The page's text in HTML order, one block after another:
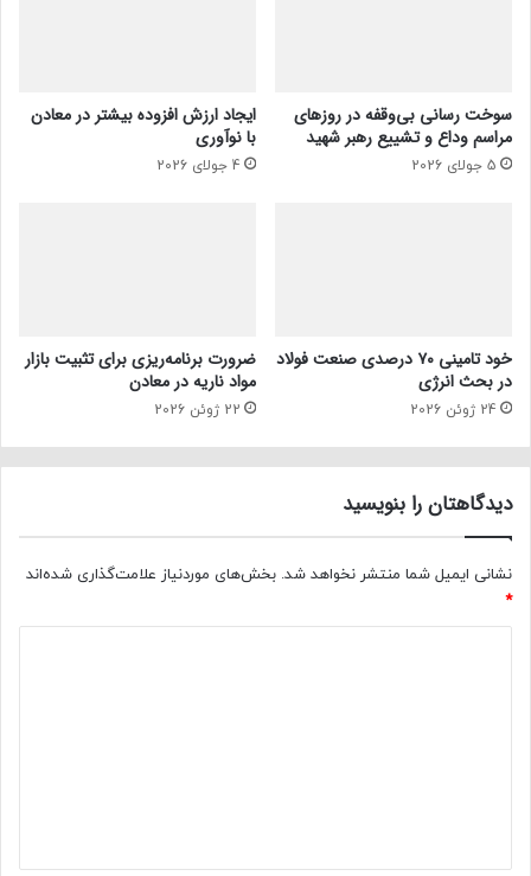
سوخت رسانی بی‌وقفه در روز‌های
مراسم وداع و تشییع رهبر شهید
5 جولای 2026
ایجاد ارزش افزوده بیشتر در معادن
با نوآوری
4 جولای 2026
خود تامینی ۷۰ درصدی صنعت فولاد
در بحث انرژی
24 ژوئن 2026
ضرورت برنامه‌ریزی برای تثبیت بازار
مواد ناریه در معادن
22 ژوئن 2026
دیدگاهتان را بنویسید
نشانی ایمیل شما منتشر نخواهد شد. بخش‌های موردنیاز علامت‌گذاری شده‌اند
*